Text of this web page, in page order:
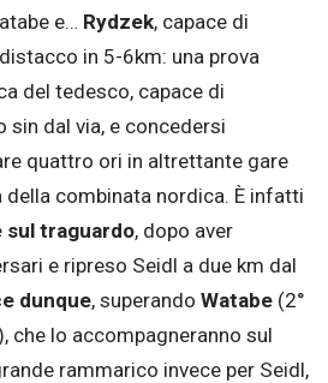
e… Rydzek, capace di
in 5-6km: una prova
del tedesco, capace di
dal via, e concedersi
quattro ori in altrettante gare
combinata nordica. È infatti
traguardo, dopo aver
e ripreso Seidl a due km dal
dunque, superando Watabe (2°
che lo accompagneranno sul
rammarico invece per Seidl,